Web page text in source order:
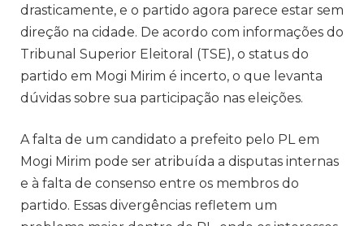
drasticamente, e o partido agora parece estar sem
direção na cidade. De acordo com informações do
Tribunal Superior Eleitoral (TSE), o status do
partido em Mogi Mirim é incerto, o que levanta
dúvidas sobre sua participação nas eleições.
A falta de um candidato a prefeito pelo PL em
Mogi Mirim pode ser atribuída a disputas internas
e à falta de consenso entre os membros do
partido. Essas divergências refletem um